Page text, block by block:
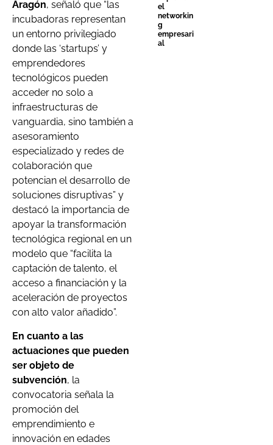
Aragón, señaló que “las
incubadoras representan
un entorno privilegiado
donde las ‘startups’ y
emprendedores
tecnológicos pueden
acceder no solo a
infraestructuras de
vanguardia, sino también a
asesoramiento
especializado y redes de
colaboración que
potencian el desarrollo de
soluciones disruptivas” y
destacó la importancia de
apoyar la transformación
tecnológica regional en un
modelo que “facilita la
captación de talento, el
acceso a financiación y la
aceleración de proyectos
con alto valor añadido”.
En cuanto a las
actuaciones que pueden
ser objeto de
subvención, la
convocatoria señala la
promoción del
emprendimiento e
innovación en edades
el
networkin
g
empresari
al